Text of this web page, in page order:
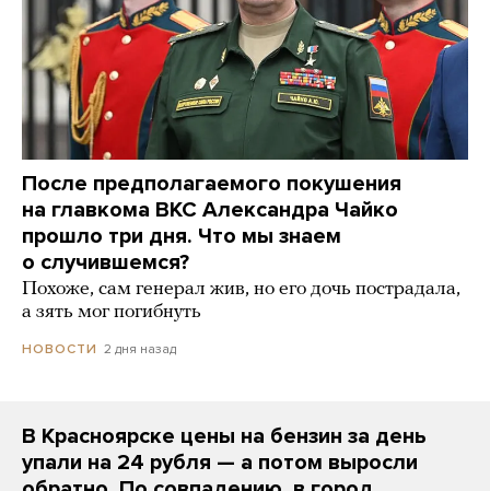
После предполагаемого покушения
на главкома ВКС Александра Чайко
прошло три дня. Что мы знаем
о случившемся?
Похоже, сам генерал жив, но его дочь пострадала,
а зять мог погибнуть
НОВОСТИ 2 дня назад
В Красноярске цены на бензин за день
упали на 24 рубля — а потом выросли